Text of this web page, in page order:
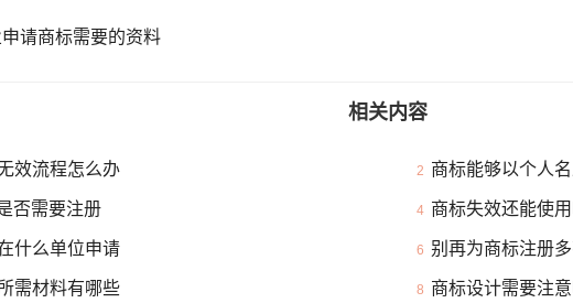
申请商标需要的资料
相关内容
效流程怎么办 2 商标能够以个人
否需要注册 4 商标失效还能使
什么单位申请 6 别再为商标注册
需材料有哪些 8 商标设计需要注意